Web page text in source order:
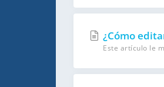
¿Cómo
Este artículo le